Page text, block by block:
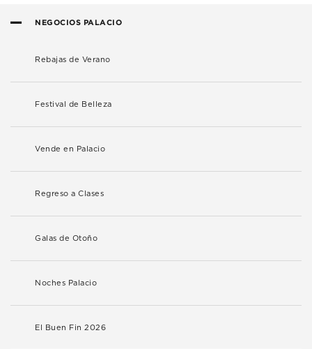
NEGOCIOS PALACIO
Rebajas de Verano
Festival de Belleza
Vende en Palacio
Regreso a Clases
Galas de Otoño
Noches Palacio
El Buen Fin 2026